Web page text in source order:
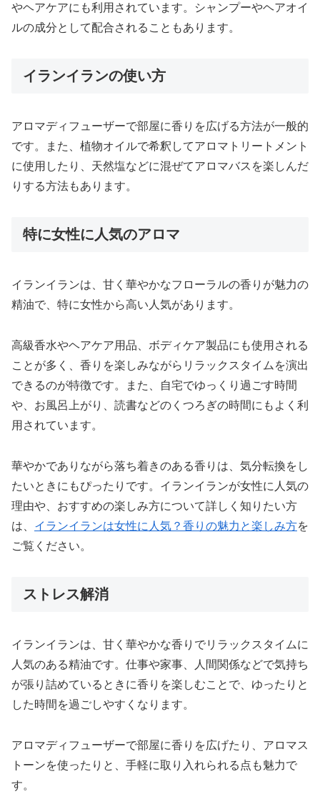
やヘアケアにも利用されています。シャンプーやヘアオイ
ルの成分として配合されることもあります。
イランイランの使い方
アロマディフューザーで部屋に香りを広げる方法が一般的
です。また、植物オイルで希釈してアロマトリートメント
に使用したり、天然塩などに混ぜてアロマバスを楽しんだ
りする方法もあります。
特に女性に人気のアロマ
イランイランは、甘く華やかなフローラルの香りが魅力の
精油で、特に女性から高い人気があります。
高級香水やヘアケア用品、ボディケア製品にも使用される
ことが多く、香りを楽しみながらリラックスタイムを演出
できるのが特徴です。また、自宅でゆっくり過ごす時間
や、お風呂上がり、読書などのくつろぎの時間にもよく利
用されています。
華やかでありながら落ち着きのある香りは、気分転換をし
たいときにもぴったりです。イランイランが女性に人気の
理由や、おすすめの楽しみ方について詳しく知りたい方
は、 イランイランは女性に人気？香りの魅力と楽しみ方を
ご覧ください。
ストレス解消
イランイランは、甘く華やかな香りでリラックスタイムに
人気のある精油です。仕事や家事、人間関係などで気持ち
が張り詰めているときに香りを楽しむことで、ゆったりと
した時間を過ごしやすくなります。
アロマディフューザーで部屋に香りを広げたり、アロマス
トーンを使ったりと、手軽に取り入れられる点も魅力で
す。